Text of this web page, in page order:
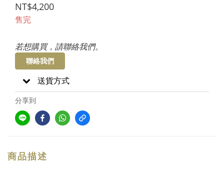
NT$4,200
售完
若想購買，請聯絡我們。
聯絡我們
送貨方式
分享到
商品描述